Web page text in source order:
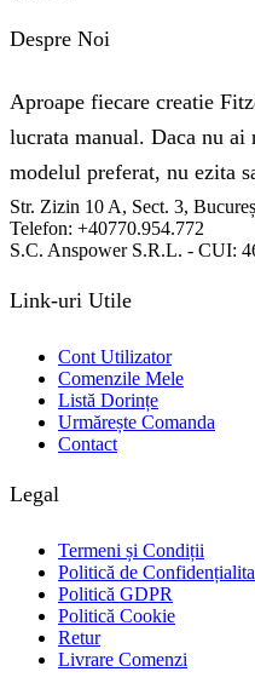
Despre Noi
Aproape fiecare creatie
lucrata manual. Daca nu
modelul preferat, nu ezita
Str. Zizin 10 A, Sect. 3,
Telefon: +40770.954.772
S.C. Anspower S.R.L. - CUI:
Link-uri Utile
Cont Utilizator
Comenzile Mele
Listă Dorințe
Urmărește Comanda
Contact
Legal
Termeni și Condiții
Politică de
Politică GDPR
Politică Cookie
Retur
Livrare Comenzi